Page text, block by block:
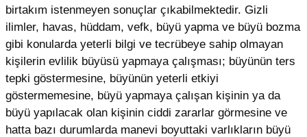
birtakım istenmeyen sonuçlar çıkabilmektedir. Gizli
ilimler, havas, hüddam, vefk, büyü yapma ve büyü bozma
gibi konularda yeterli bilgi ve tecrübeye sahip olmayan
kişilerin evlilik büyüsü yapmaya çalışması; büyünün ters
tepki göstermesine, büyünün yeterli etkiyi
göstermemesine, büyü yapmaya çalışan kişinin ya da
büyü yapılacak olan kişinin ciddi zararlar görmesine ve
hatta bazı durumlarda manevi boyuttaki varlıkların büyü